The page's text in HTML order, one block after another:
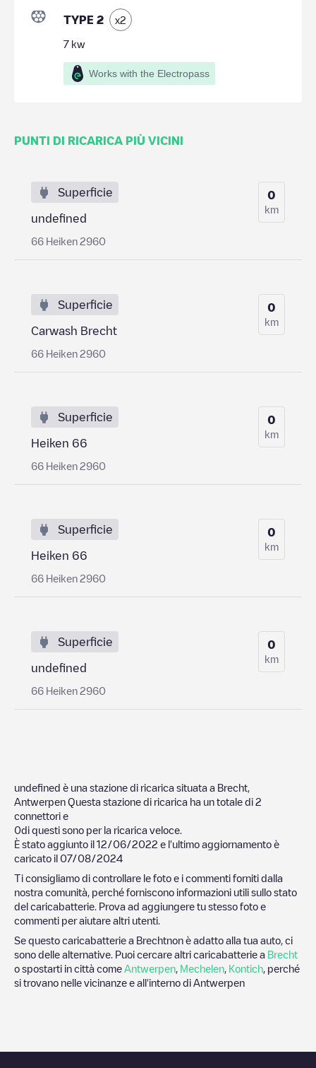
TYPE 2 x2
7 kw
Works with the Electropass
PUNTI DI RICARICA PIÙ VICINI
Superficie
undefined
66 Heiken 2960
0
km
Superficie
Carwash Brecht
66 Heiken 2960
0
km
Superficie
Heiken 66
66 Heiken 2960
0
km
Superficie
Heiken 66
66 Heiken 2960
0
km
Superficie
undefined
66 Heiken 2960
0
km
undefined è una stazione di ricarica situata a Brecht
Antwerpen Questa stazione di ricarica ha un totale di 2
connettori e
0di questi sono per la ricarica veloce.
È stato aggiunto il 12/06/2022 e l'ultimo aggiornamento è
caricato il 07/08/2024
Ti consigliamo di controllare le foto e i commenti forniti dalla
nostra comunità, perché forniscono informazioni utili sullo stato
del caricabatterie. Prova ad aggiungere tu stesso foto e
commenti per aiutare altri utenti.
Se questo caricabatterie a Brechtnon è adatto alla tua auto, ci
sono delle alternative. Puoi cercare altri caricabatterie a Brecht
o spostarti in città come Antwerpen Mechelen Kontich , perché
si trovano nelle vicinanze e all'interno di Antwerpen